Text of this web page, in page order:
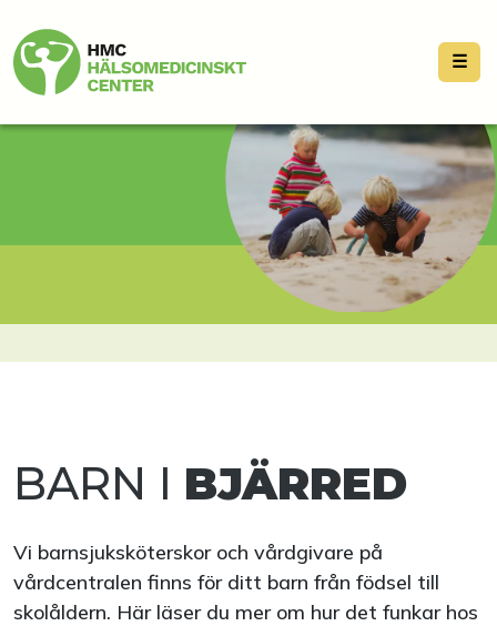
☰
BARN I BJÄRRED
Vi barnsjuksköterskor och vårdgivare på
vårdcentralen finns för ditt barn från födsel till
skolåldern. Här läser du mer om hur det funkar hos